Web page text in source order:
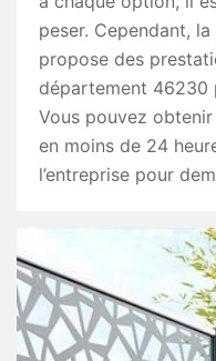
peser. Cependant,
propose des
département 46230
Vous pouvez
en moins de 24
l’entreprise pour